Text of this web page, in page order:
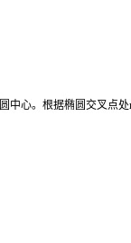
中心。根据椭圆交叉点